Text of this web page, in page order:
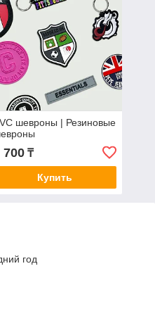
шевроны | Резиновые
700₸
Купить
год